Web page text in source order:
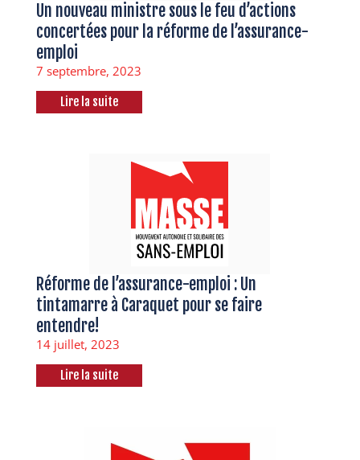
Un nouveau ministre sous le feu d’actions
concertées pour la réforme de l’assurance-
emploi
7 septembre, 2023
Lire la suite
Réforme de l’assurance-emploi : Un
tintamarre à Caraquet pour se faire
entendre!
14 juillet, 2023
Lire la suite